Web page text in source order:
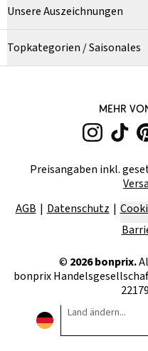
Unsere Auszeichnungen
Topkategorien / Saisonales
MEHR
Preisangaben inkl.
AGB
Datenschutz
© 2026bonprix.
bonprix
Land ändern...